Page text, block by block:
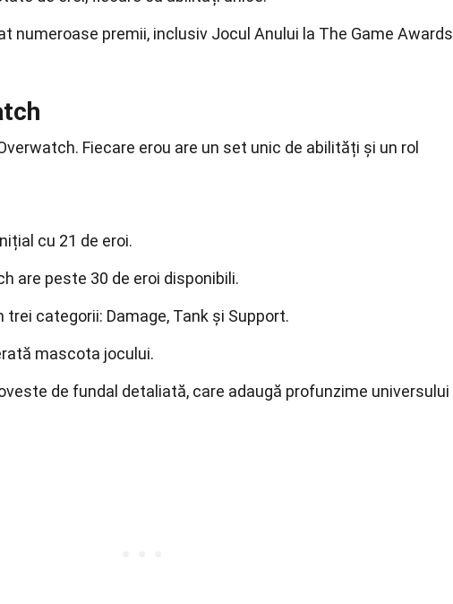
numeroase premii, inclusiv Jocul Anului la The Game Awards
Fiecare erou are un set unic de abilități și un rol
cu 21 de eroi.
are peste 30 de eroi disponibili.
categorii: Damage, Tank și Support.
mascota jocului.
de fundal detaliată, care adaugă profunzime universului